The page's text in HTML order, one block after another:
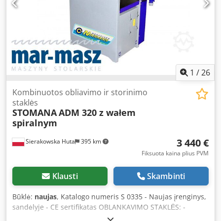
1850x1950x2040mm - svoris apie 3000 kg PRIVALUMAI –
itališka gamyba – kalibravimo šlifuoklis + batelis – naudota
šlifuoklė, labai gera būklė Grynasis kaina: 13 900 PLN
Grynasis kaina: 3 300 EUR pagal 4,2 EUR kursą (Kainos gali
keistis esant didesnėms svyravimams)
1 /26
Sierakowska Huta 395 km
Kombinuotos obliavimo ir storinimo
staklės
STOMANAADM 320 z wałem
spiralnym
3 440 €
Fiksuota kaina plius PVM
Klausti Skambinti
Būklė: naujas, Katalogo numeris S 0335 - Naujas įrenginys,
sandėlyje - CE sertifikatas OBLANKAVIMO STAKLĖS: -
Darbinio stalo matmenys: 1500 x 320 mm - Maks.